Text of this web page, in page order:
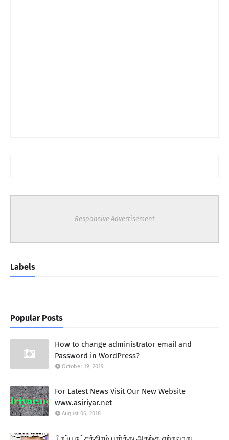
Responsive Advertisement
Labels
Popular Posts
How to change administrator email and
Password in WordPress?
October 19, 2019
For Latest News Visit Our New Website
www.asiriyar.net
August 06, 2018